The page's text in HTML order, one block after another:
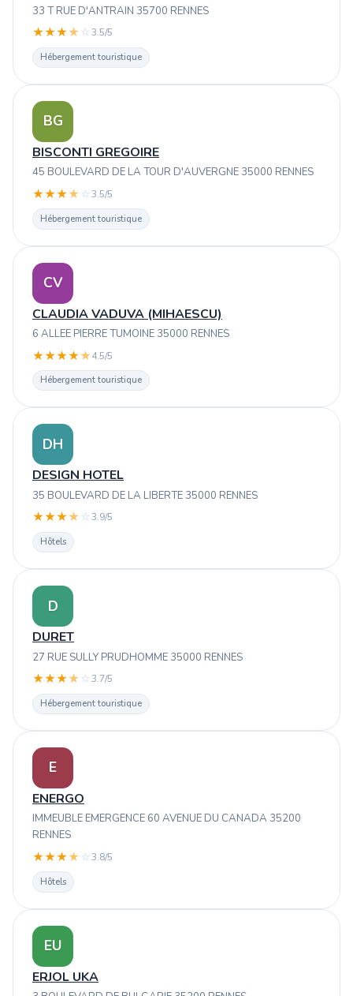
33 T RUE D'ANTRAIN 35700 RENNES
★★★★ ☆3.5/5
Hébergement touristique
BG
BISCONTI GREGOIRE
45 BOULEVARD DE LA TOUR D'AUVERGNE 35000 RENNES
★★★★ ☆3.5/5
Hébergement touristique
CV
CLAUDIA VADUVA (MIHAESCU)
6 ALLEE PIERRE TUMOINE 35000 RENNES
★★★★★4.5/5
Hébergement touristique
DH
DESIGN HOTEL
35 BOULEVARD DE LA LIBERTE 35000 RENNES
★★★★ ☆3.9/5
Hôtels
D
DURET
27 RUE SULLY PRUDHOMME 35000 RENNES
★★★★ ☆3.7/5
Hébergement touristique
E
ENERGO
IMMEUBLE EMERGENCE 60 AVENUE DU CANADA 35200
RENNES
★★★★ ☆3.8/5
Hôtels
EU
ERJOL UKA